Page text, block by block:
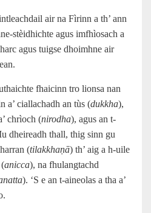
air na Fìrinn a th’ ann
stèidhichte agus imfhìosach a
agus tuigse dhoimhne air
fhaicinn tro lionsa nan
a’ ciallachadh an tùs (dukkha),
chrìoch (nirodha), agus an t-
dheireadh thall, thig sinn gu
(tilakkhaṇā) th’ aig a h-uile
anicca), na fhulangtachd
). ‘S e an t-aineolas a tha a’